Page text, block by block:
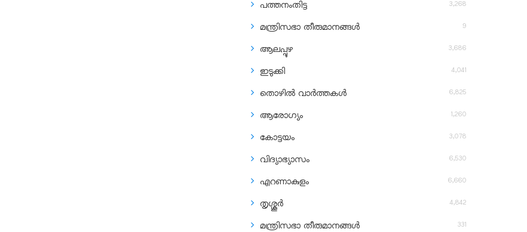
പത്തനംതിട്ട 3,268
മന്ത്രിസഭാ തീരുമാനങ്ങൾ 9
ആലപ്പുഴ 3,686
ഇടുക്കി 4,041
തൊഴിൽ വാർത്തകൾ 6,825
ആരോഗ്യം 1,260
കോട്ടയം 3,078
വിദ്യാഭ്യാസം 6,530
എറണാകുളം 6,660
തൃശ്ശൂർ 4,842
മന്ത്രിസഭാ തീരുമാനങ്ങൾ 331